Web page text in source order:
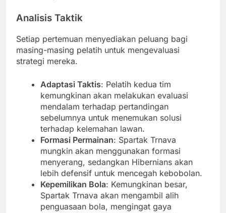
Analisis Taktik
Setiap pertemuan menyediakan peluang bagi
masing-masing pelatih untuk mengevaluasi
strategi mereka.
Adaptasi Taktis: Pelatih kedua tim
kemungkinan akan melakukan evaluasi
mendalam terhadap pertandingan
sebelumnya untuk menemukan solusi
terhadap kelemahan lawan.
Formasi Permainan: Spartak Trnava
mungkin akan menggunakan formasi
menyerang, sedangkan Hibernians akan
lebih defensif untuk mencegah kebobolan.
Kepemilikan Bola: Kemungkinan besar,
Spartak Trnava akan mengambil alih
penguasaan bola, mengingat gaya